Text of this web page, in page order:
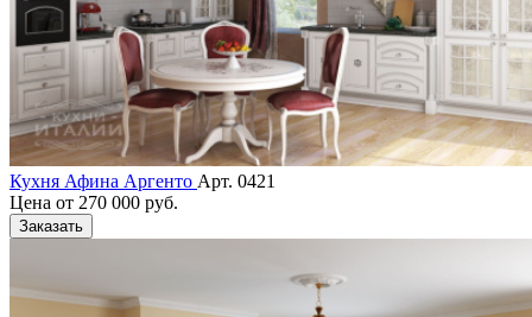
Кухня Афина Аргенто Арт. 0421
Цена от 270 000 руб.
Заказать